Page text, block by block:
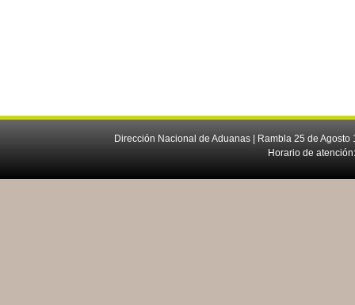
Dirección Nacional de Aduanas | Rambla 25 de
Horario de